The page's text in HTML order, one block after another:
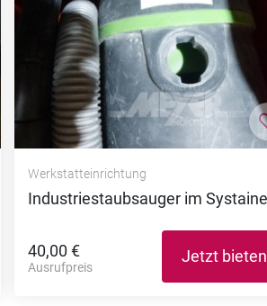
hinzufügen
Werkstatteinrichtung
Industriestaubsauger im
40,00 €
Ausrufpreis
Jetzt bieten